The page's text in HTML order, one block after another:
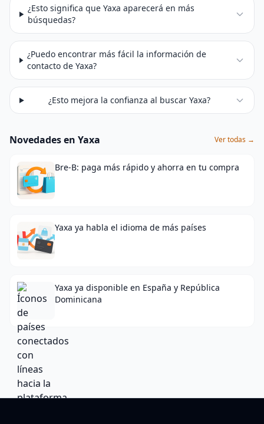
¿Esto significa que Yaxa aparecerá en más
búsquedas?
¿Puedo encontrar más fácil la información de
contacto de Yaxa?
¿Esto mejora la confianza al buscar Yaxa?
Novedades en Yaxa Ver todas →
Bre-B: paga más rápido y ahorra en tu compra
Yaxa ya habla el idioma de más países
Yaxa ya disponible en España y República
Dominicana